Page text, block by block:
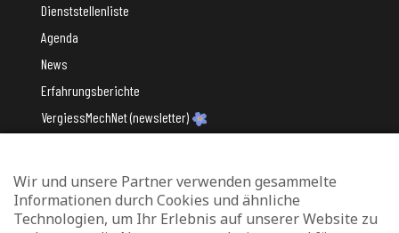
Dienststellenliste
Agenda
News
Erfahrungsberichte
VergiessMechNet (newsletter)
Mit Unterstützung des
Wir und unsere Partner verwenden gesammelte
Informationen durch Cookies und ähnliche
Technologien, um Ihr Erlebnis auf unserer Website zu